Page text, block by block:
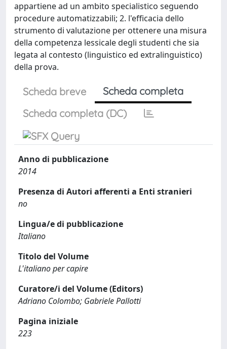
appartiene ad un ambito specialistico seguendo
procedure automatizzabili; 2. l'efficacia dello
strumento di valutazione per ottenere una misura
della competenza lessicale degli studenti che sia
legata al contesto (linguistico ed extralinguistico)
della prova.
Scheda breve
Scheda completa
Scheda completa (DC)
Anno di pubblicazione
2014
Presenza di Autori afferenti a Enti stranieri
no
Lingua/e di pubblicazione
Italiano
Titolo del Volume
L'italiano per capire
Curatore/i del Volume (Editors)
Adriano Colombo; Gabriele Pallotti
Pagina iniziale
223